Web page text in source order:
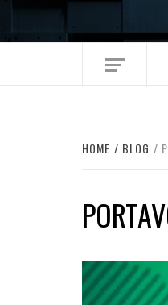
HOME BLOG